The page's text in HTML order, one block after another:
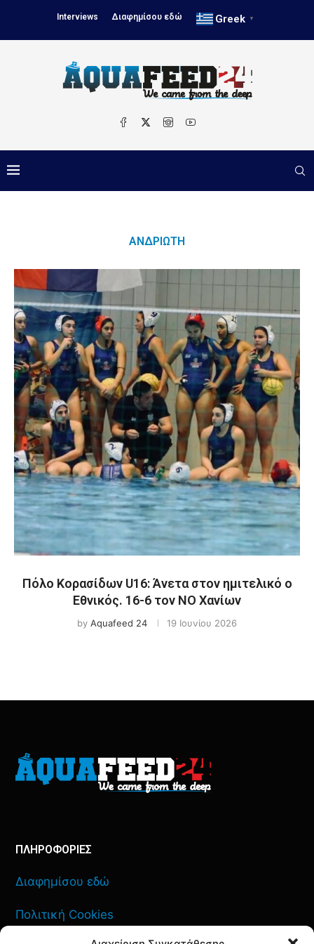
Interviews Διαφημίσου εδώ Greek ▼
ΑΝΔΡΙΏΤΗ
Πόλο Κορασίδων U16: Άνετα στον ημιτελικό ο
Εθνικός. 16-6 τον ΝΟ Χανίων
by Aquafeed 24 19 Ιουνίου 2026
ΠΛΗΡΟΦΟΡΙΕΣ
Διαφημίσου εδώ
Πολιτική Cookies